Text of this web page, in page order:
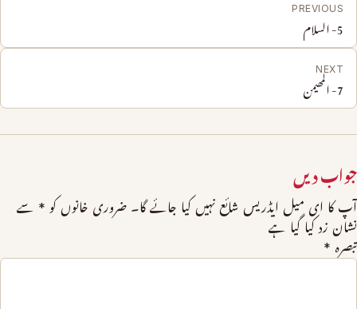
PREVIOUS
5- السلام
NEXT
7- المھیمن
جواب دیں
آپ کا ای میل ایڈریس شائع نہیں کیا جائے گا۔ ضروری خانوں کو * سے
نشان زد کیا گیا ہے
تبصرہ *